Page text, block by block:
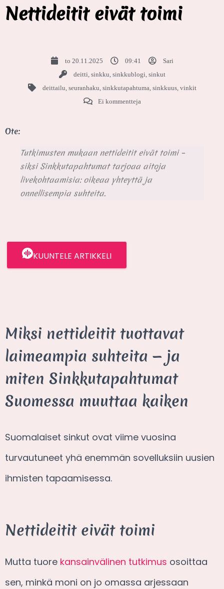
Nettideitit eivät toimi
to 20.11.2025 09:41
Sari
deitti sinkku sinkkublogi sinkut
deittailu seuranhaku sinkkutapahtuma sinkkuus, vinkit
Ei kommentteja
Ote:
Tutkimusten mukaan nettideitit eivät toimi –
siksi Sinkkutapahtumat tarjoaa aitoja
livekohtaamisia: oikeaa yhteyttä ja
onnellisempia suhteita.
KUUNTELE ARTIKKELI
Miksi nettideitit tuottavat
laimeampia suhteita — ja
miten Sinkkutapahtumat
Suomessa muuttaa kaiken
Suomalaiset sinkut ovat viime vuosina
turvautuneet yhä enemmän sovelluksiin uusien
ihmisten tapaamisessa.
Nettideitit eivät toimi
Mutta tuore kansainvälinen tutkimus osoittaa
sen, minkä moni on jo omassa arjessaan